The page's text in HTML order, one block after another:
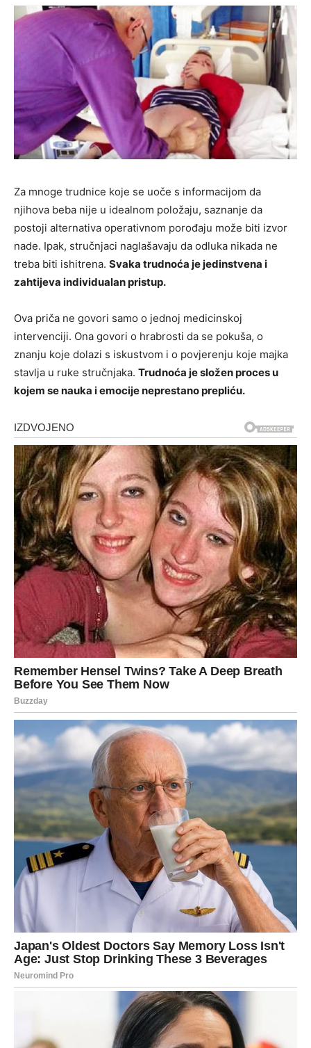
Za mnoge trudnice koje se uoče s informacijom da
njihova beba nije u idealnom položaju, saznanje da
postoji alternativa operativnom porođaju može biti izvor
nade. Ipak, stručnjaci naglašavaju da odluka nikada ne
treba biti ishitrena. Svaka trudnoća je jedinstvena i
zahtijeva individualan pristup.
Ova priča ne govori samo o jednoj medicinskoj
intervenciji. Ona govori o hrabrosti da se pokuša, o
znanju koje dolazi s iskustvom i o povjerenju koje majka
stavlja u ruke stručnjaka. Trudnoća je složen proces u
kojem se nauka i emocije neprestano prepliću.